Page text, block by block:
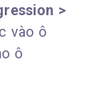
>
vào ô
ô